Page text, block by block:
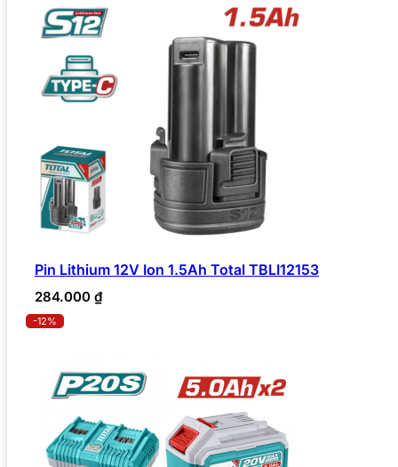
Pin Lithium 12V Ion 1.5Ah Total TBLI12153
284.000 ₫
-12%